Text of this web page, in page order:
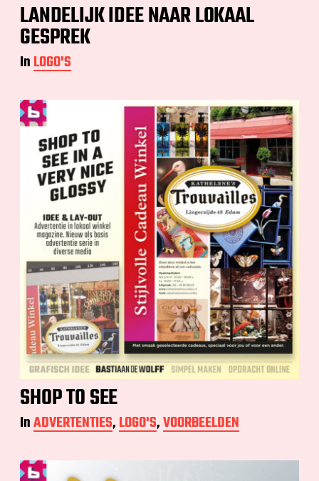
LANDELIJK IDEE NAAR LOKAAL
GESPREK
InLOGO'S
SHOP TO SEE
InADVERTENTIES,LOGO'S,VOORBEELDEN